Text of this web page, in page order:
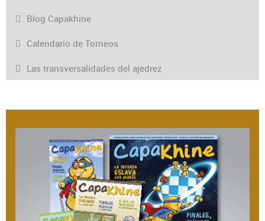
Blog Capakhine
Calendario de Torneos
Las transversalidades del ajedrez